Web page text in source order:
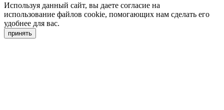
Используя данный сайт, вы даете согласие на
использование файлов cookie, помогающих нам сделать его
удобнее для вас.
принять